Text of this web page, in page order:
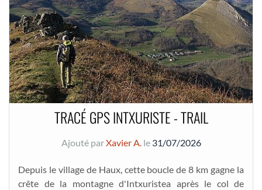
TRACÉ GPS INTXURISTE - TRAIL
Ajouté parXavier A.le 31/07/2026
Depuis le village de Haux, cette boucle de 8 km gagne la
crête de la montagne d'Intxuristea après le col de